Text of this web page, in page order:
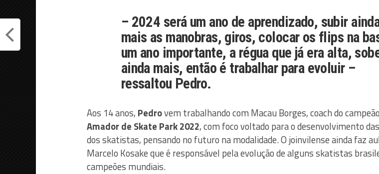
– 2024 será um ano de aprendizado, subir
mais as manobras, giros, colocar os flips na
um ano importante, a régua que já era alta,
ainda mais, então é trabalhar para evoluir –
ressaltou Pedro.
Aos 14 anos, Pedrovem trabalhando com Macau Borges, coach do
Amador de Skate Park 2022, com foco voltado para o desenvolvimento
dos skatistas, pensando no futuro na modalidade. O joinvilense ainda faz
Marcelo Kosake que é responsável pela evolução de alguns skatistas
campeões mundiais.